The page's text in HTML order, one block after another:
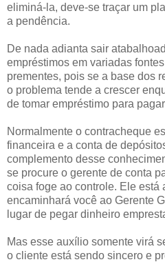
eliminá-la, deve-se traçar um
a pendência.
De nada adianta sair
empréstimos em variadas
prementes, pois se a base dos
o problema tende a crescer
de tomar empréstimo para
Normalmente o contracheque
financeira e a conta de
complemento desse
se procure o gerente de conta
coisa foge ao controle. Ele está
encaminhará você ao Gerente
lugar de pegar dinheiro
Mas esse auxílio somente virá
o cliente está sendo sincero e